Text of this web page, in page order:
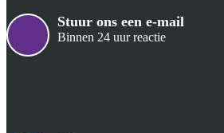
Stuur ons een e-mail
Binnen 24 uur reactie